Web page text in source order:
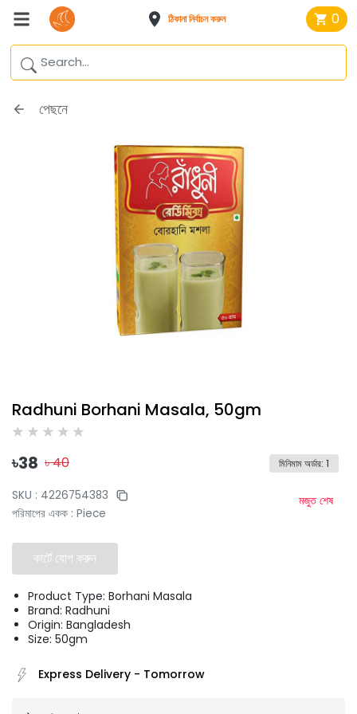
ঠিকানা নির্বাচন করুন 0
পেছনে
Radhuni Borhani Masala, 50gm
৳38 ৳40 মিনিমাম অর্ডার: 1
SKU : 4226754383
পরিমাপের একক : Piece
মজুত শেষ
কার্টে যোগ করুন
Product Type: Borhani Masala
Brand: Radhuni
Origin: Bangladesh
Size: 50gm
Express Delivery - Tomorrow